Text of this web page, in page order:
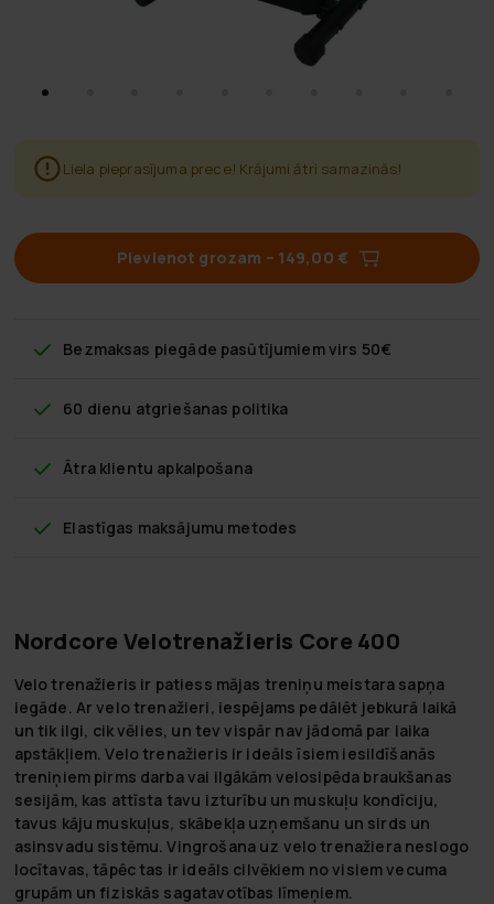
Liela pieprasījuma prece! Krājumi ātri samazinās!
Pievienot grozam – 149,00 €
Bezmaksas piegāde pasūtījumiem virs 50€
60 dienu atgriešanas politika
Ātra klientu apkalpošana
Elastīgas maksājumu metodes
Nordcore Velotrenažieris Core 400
Velo trenažieris ir patiess mājas treniņu meistara sapņa
iegāde. Ar velo trenažieri, iespējams pedālēt jebkurā laikā
un tik ilgi, cik vēlies, un tev vispār nav jādomā par laika
apstākļiem. Velo trenažieris ir ideāls īsiem iesildīšanās
treniņiem pirms darba vai ilgākām velosipēda braukšanas
sesijām, kas attīsta tavu izturību un muskuļu kondīciju,
tavus kāju muskuļus, skābekļa uzņemšanu un sirds un
asinsvadu sistēmu. Vingrošana uz velo trenažiera neslogo
locītavas, tāpēc tas ir ideāls cilvēkiem no visiem vecuma
grupām un fiziskās sagatavotības līmeņiem.